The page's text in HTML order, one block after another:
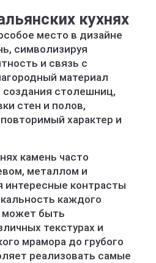
кухнях
место в дизайне
символизируя
и связь с
материал
создания столешниц,
стен и полов,
характер и
камень часто
металлом и
интересные контрасты
каждого
может быть
текстурах и
мрамора до грубого
реализовать самые